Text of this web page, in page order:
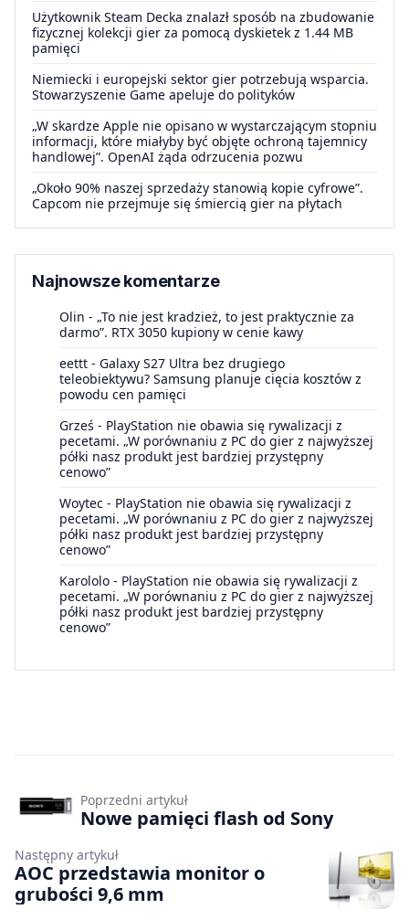
Użytkownik Steam Decka znalazł sposób na zbudowanie
fizycznej kolekcji gier za pomocą dyskietek z 1.44 MB
pamięci
Niemiecki i europejski sektor gier potrzebują wsparcia.
Stowarzyszenie Game apeluje do polityków
„W skardze Apple nie opisano w wystarczającym stopniu
informacji, które miałyby być objęte ochroną tajemnicy
handlowej”. OpenAI żąda odrzucenia pozwu
„Około 90% naszej sprzedaży stanowią kopie cyfrowe”.
Capcom nie przejmuje się śmiercią gier na płytach
Najnowsze komentarze
Olin - „To nie jest kradzież, to jest praktycznie za
darmo”. RTX 3050 kupiony w cenie kawy
eettt - Galaxy S27 Ultra bez drugiego
teleobiektywu? Samsung planuje cięcia kosztów z
powodu cen pamięci
Grześ - PlayStation nie obawia się rywalizacji z
pecetami. „W porównaniu z PC do gier z najwyższej
półki nasz produkt jest bardziej przystępny
cenowo”
Woytec - PlayStation nie obawia się rywalizacji z
pecetami. „W porównaniu z PC do gier z najwyższej
półki nasz produkt jest bardziej przystępny
cenowo”
Karololo - PlayStation nie obawia się rywalizacji z
pecetami. „W porównaniu z PC do gier z najwyższej
półki nasz produkt jest bardziej przystępny
cenowo”
Poprzedni artykuł
Nowe pamięci flash od Sony
Następny artykuł
AOC przedstawia monitor o
grubości 9,6 mm